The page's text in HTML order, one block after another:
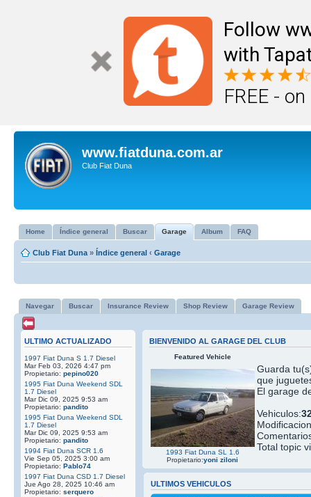
Follow
with
FREE -
www.fiatduna.com.ar
Club Fiat Duna
Home Índice general Buscar Garage Album FAQ
Club Fiat Duna » Índice general ‹ Garage
Navegar Buscar Insurance Review Shop Review Garage Review
ULTIMO ACTUALIZADO
1997 Fiat Duna S 1.7 Diesel
Mar Feb 03, 2026 4:47 pm
Propietario: pepino020
1995 Fiat Duna Weekend SDL
1.7 Diesel
Mar Dic 09, 2025 9:53 am
Propietario: pandito
1995 Fiat Duna Weekend SDL
1.7 Diesel
Mar Dic 09, 2025 9:53 am
Propietario: pandito
1994 Fiat Duna SCR 1.6
Vie Sep 05, 2025 3:00 am
Propietario: Pablo74
1997 Fiat Duna CSD 1.7 Diesel
Jue Ago 28, 2025 10:46 am
Propietario: serquero
BIENVENIDO AL GARAGE DEL CLUB
Featured Vehicle
1993 Fiat Duna SL 1.6
Propietario:yoni ziloni
Guarda
que
El garage
Vehiculos:
Total topic
ULTIMOS VEHICULOS